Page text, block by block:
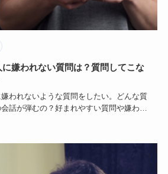
嫌われない質問は？質問してこな
われないような質問をしたい。どんな質
話が弾むの？好まれやすい質問や嫌われ